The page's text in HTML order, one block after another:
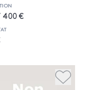
400 €